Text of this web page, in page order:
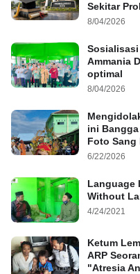
Sekitar
8/04/2026
Sosialisasi
Ammania
optimal
8/04/2026
ini
Foto Sang
6/22/2026
Language
Without
4/24/2021
Ketum
ARP
"Atresia